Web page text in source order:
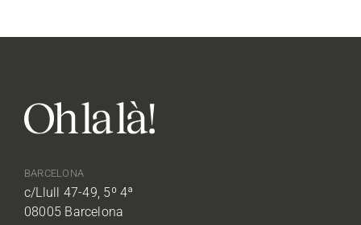
BARCELONA
c/Llull 47-49, 5º 4ª
08005 Barcelona